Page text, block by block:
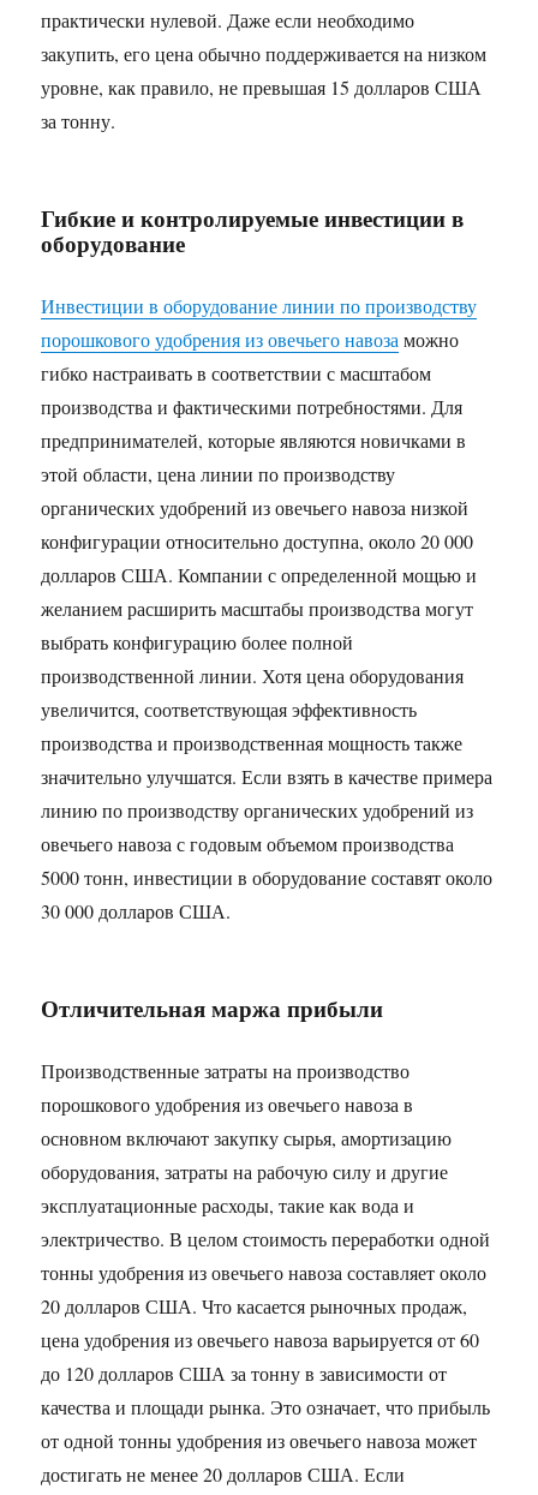
практически нулевой. Даже если необходимо
закупить, его цена обычно поддерживается на низком
уровне, как правило, не превышая 15 долларов США
за тонну.​
Гибкие и контролируемые инвестиции в
оборудование
Инвестиции в оборудование линии по производству
порошкового удобрения из овечьего навоза можно
гибко настраивать в соответствии с масштабом
производства и фактическими потребностями. Для
предпринимателей, которые являются новичками в
этой области, цена линии по производству
органических удобрений из овечьего навоза низкой
конфигурации относительно доступна, около 20 000
долларов США. Компании с определенной мощью и
желанием расширить масштабы производства могут
выбрать конфигурацию более полной
производственной линии. Хотя цена оборудования
увеличится, соответствующая эффективность
производства и производственная мощность также
значительно улучшатся. Если взять в качестве примера
линию по производству органических удобрений из
овечьего навоза с годовым объемом производства
5000 тонн, инвестиции в оборудование составят около
30 000 долларов США.
Отличительная маржа прибыли
Производственные затраты на производство
порошкового удобрения из овечьего навоза в
основном включают закупку сырья, амортизацию
оборудования, затраты на рабочую силу и другие
эксплуатационные расходы, такие как вода и
электричество. В целом стоимость переработки одной
тонны удобрения из овечьего навоза составляет около
20 долларов США. Что касается рыночных продаж,
цена удобрения из овечьего навоза варьируется от 60
до 120 долларов США за тонну в зависимости от
качества и площади рынка. Это означает, что прибыль
от одной тонны удобрения из овечьего навоза может
достигать не менее 20 долларов США. Если